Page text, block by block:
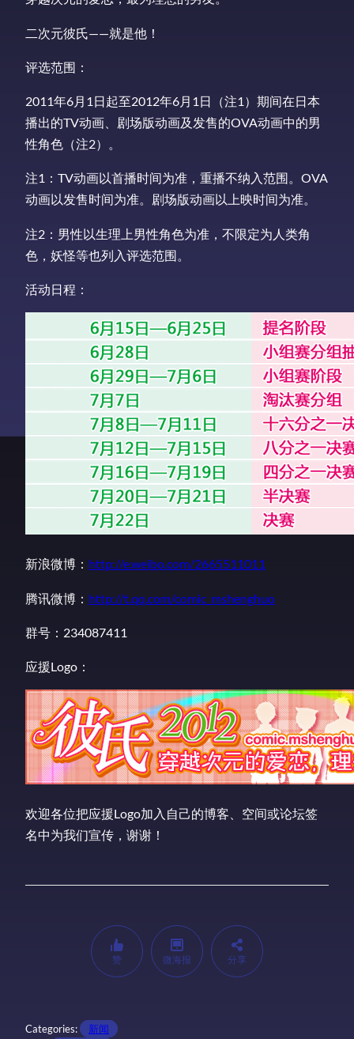
二次元彼氏——就是他！
评选范围：
2011年6月1日起至2012年6月1日（注1）期间在日本
播出的TV动画、剧场版动画及发售的OVA动画中的男
性角色（注2）。
注1：TV动画以首播时间为准，重播不纳入范围。OVA
动画以发售时间为准。剧场版动画以上映时间为准。
注2：男性以生理上男性角色为准，不限定为人类角
色，妖怪等也列入评选范围。
活动日程：
新浪微博： http://e.weibo.com/2665511011
腾讯微博： http://t.qq.com/comic_mshenghuo
群号：234087411
应援Logo：
欢迎各位把应援Logo加入自己的博客、空间或论坛签
名中为我们宣传，谢谢！
赞 微海报 分享
Categories:
新闻